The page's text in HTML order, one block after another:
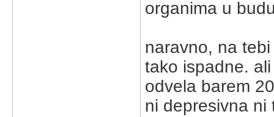
organima u
naravno, na
tako ispadne.
odvela barem
ni depresivna